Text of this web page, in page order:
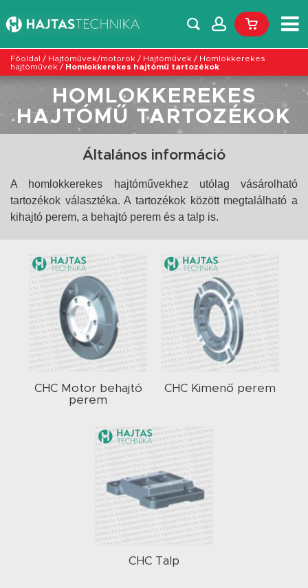
Főoldal / Hajtóművek/motorok / Hajtóművek / Homlokkerekes
hajtóművek / Homlokkerekes hajtómű tartozékok
HOMLOKKEREKES
HAJTÓMŰ TARTOZÉKOK
Általános információ
A homlokkerekes hajtóművekhez utólag vásárolható
tartozékok választéka. A tartozékok között megtalálható a
kihajtó perem, a behajtó perem és a talp is.
CHC Motor behajtó
perem
CHC Kimenő perem
CHC Talp